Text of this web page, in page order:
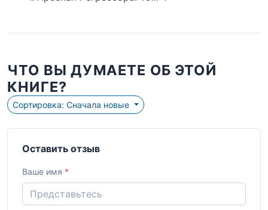
ЧТО ВЫ ДУМАЕТЕ ОБ ЭТОЙ
КНИГЕ?
Сортировка: Сначала новые
Оставить отзыв
Ваше имя *